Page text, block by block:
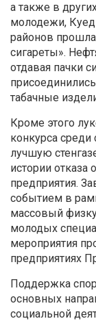
а также в
молодежи,
районов
сигареты».
отдавая пачки
табачные
Кроме этого
конкурса среди
лучшую
истории отказа
предприятия.
событием в
массовый
молодых
мероприятия
предприятиях
Поддержка
основных
социальной